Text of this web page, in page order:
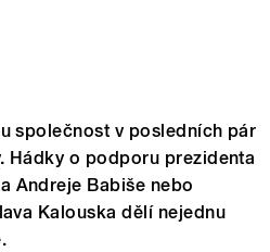
společnost v posledních pár
Hádky o podporu prezidenta
Andreje Babiše nebo
Kalouska dělí nejednu